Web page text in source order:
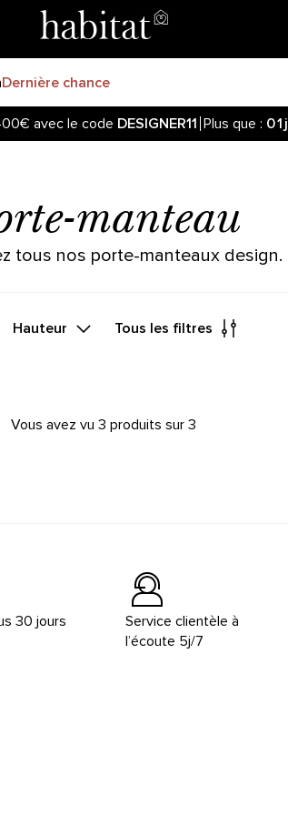
Dernière chance
avec le code DESIGNER11 Plus que : 01j
manteau
tous nos porte-manteaux design.
Hauteur Tous les filtres
Vous avez vu 3 produits sur 3
30 jours
Service clientèle à
l’écoute 5j/7